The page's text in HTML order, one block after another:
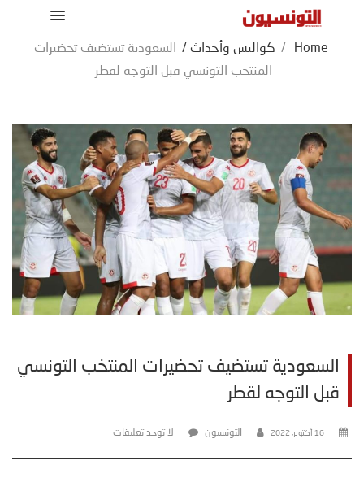
Home
/ كواليس وأحداث /
السعودية تستضيف تحضيرات
المنتخب التونسي قبل التوجه لقطر
السعودية تستضيف تحضيرات المنتخب التونسي
قبل التوجه لقطر
16 أكتوبر، 2022 التونسيون لا توجد تعليقات